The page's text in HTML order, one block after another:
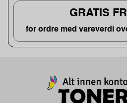
GRATIS
for ordre med vareverdi